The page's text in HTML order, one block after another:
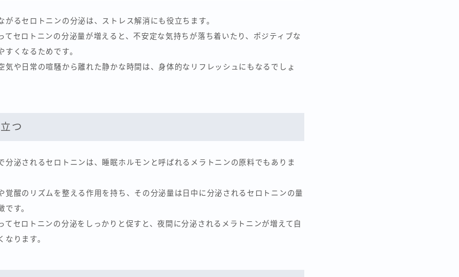
がるセロトニンの分泌は、ストレス解消にも役立ちます。
てセロトニンの分泌量が増えると、不安定な気持ちが落ち着いたり、ポジティブな
すくなるためです。
気や日常の喧騒から離れた静かな時間は、身体的なリフレッシュにもなるでしょ
つ
分泌されるセロトニンは、睡眠ホルモンと呼ばれるメラトニンの原料でもありま
覚醒のリズムを整える作用を持ち、その分泌量は日中に分泌されるセロトニンの量
です。
てセロトニンの分泌をしっかりと促すと、夜間に分泌されるメラトニンが増えて自
なります。